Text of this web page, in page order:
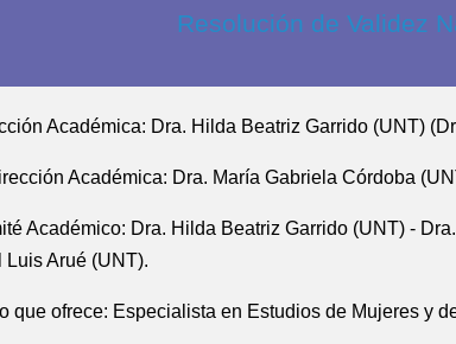
Resolución de Validez
Académica: Dra. Hilda Beatriz Garrido (UNT)
Académica: Dra. María Gabriela Córdoba
Académico: Dra. Hilda Beatriz Garrido (UNT) -
Luis Arué (UNT).
que ofrece: Especialista en Estudios de Mujeres y